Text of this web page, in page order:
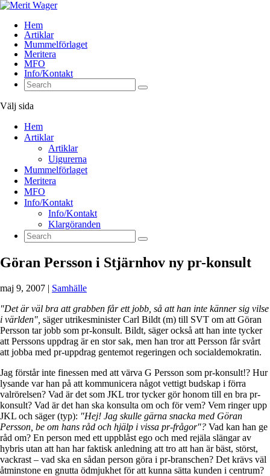
Hem
Artiklar
Mummelförlaget
Meritera
MFO
Info/Kontakt
Välj sida
Hem
Artiklar
Artiklar
Uigurerna
Mummelförlaget
Meritera
MFO
Info/Kontakt
Info/Kontakt
Klargöranden
Göran Persson i Stjärnhov ny pr-konsult
maj 9, 2007 | Samhälle
"Det är väl bra att grabben får ett jobb, så att han inte känner sig vilse
i världen", säger utrikesminister Carl Bildt (m) till SVT om att Göran
Persson tar jobb som pr-konsult. Bildt, säger också att han inte tycker
att Perssons uppdrag är en stor sak, men han tror att Persson får svårt
att jobba med pr-uppdrag gentemot regeringen och socialdemokratin.
Jag förstår inte finessen med att värva G Persson som pr-konsult!? Hur
lysande var han på att kommunicera något vettigt budskap i förra
valrörelsen? Vad är det som JKL tror tycker gör honom till en bra pr-
konsult? Vad är det han ska konsulta om och för vem? Vem ringer upp
JKL och säger (typ): "Hej! Jag skulle gärna snacka med Göran
Persson, be om hans råd och hjälp i vissa pr-frågor"? Vad kan han ge
råd om? En person med ett uppblåst ego och med rejäla slängar av
hybris utan att han har faktisk anledning att tro att han är bäst, störst,
vackrast – vad ska en sådan person göra i pr-branschen? Det krävs väl
åtminstone en gnutta ödmjukhet för att kunna sätta kunden i centrum?